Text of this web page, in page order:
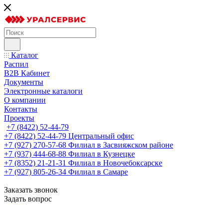
Каталог
Распил
B2B Кабинет
Документы
Электронные каталоги
О компании
Контакты
Проекты
+7 (8422) 52-44-79
+7 (8422) 52-44-79 Центральный офис
+7 (927) 270-57-68 Филиал в Засвияжском районе
+7 (937) 444-68-88 Филиал в Кузнецке
+7 (8352) 21-21-31 Филиал в Новочебоксарске
+7 (927) 805-26-34 Филиал в Самаре
Заказать звонок
Задать вопрос